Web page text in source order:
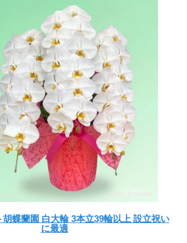
蝶蘭園 白大輪 3本立39輪以上 設立祝い
に最適